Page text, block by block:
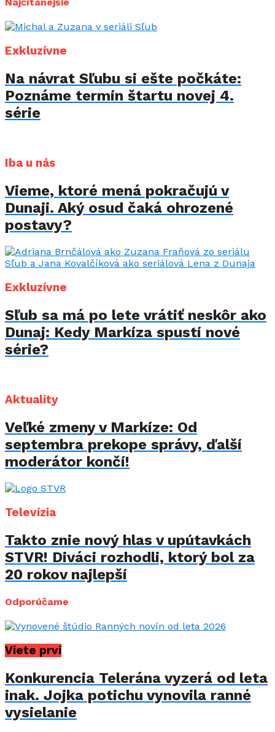
Exkluzívne
Na návrat Sľubu si ešte počkáte:
Poznáme termín štartu novej 4.
série
Iba u nás
Vieme, ktoré mená pokračujú v
Dunaji. Aký osud čaká ohrozené
postavy?
Exkluzívne
Sľub sa má po lete vrátiť neskôr ako
Dunaj: Kedy Markíza spustí nové
série?
Aktuality
Veľké zmeny v Markíze: Od
septembra prekope správy, ďalší
moderátor končí!
Televízia
Takto znie nový hlas v upútavkách
STVR! Diváci rozhodli, ktorý bol za
20 rokov najlepší
Odporúčame
Viete prví
Konkurencia Telerána vyzerá od leta
inak. Jojka potichu vynovila ranné
vysielanie